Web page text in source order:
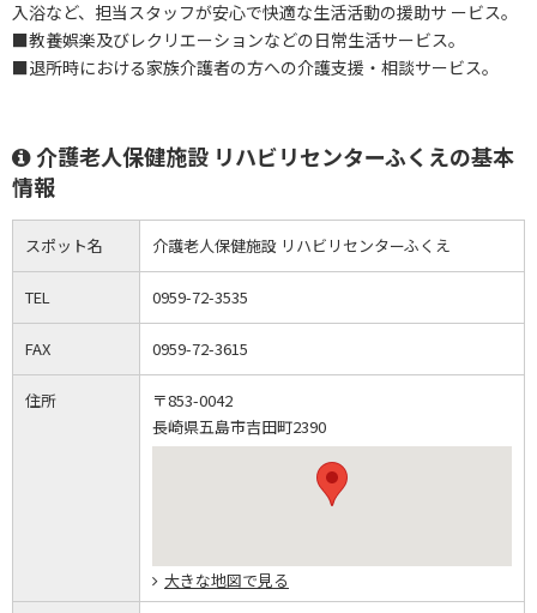
入浴など、担当スタッフが安心で快適な生活活動の援助サ ービス。
■教養娯楽及びレクリエーションなどの日常生活サービス。
■退所時における家族介護者の方への介護支援・相談サービス。
介護老人保健施設 リハビリセンターふくえの基本
情報
スポット名 介護老人保健施設 リハビリセンターふくえ
TEL 0959-72-3535
FAX 0959-72-3615
住所
〒853-0042
長崎県五島市吉田町2390
大きな地図で見る